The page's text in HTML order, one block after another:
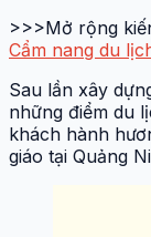
>>>Mở rộng
Cẩm nang du
Sau lần xây
những điểm du
khách hành
giáo tại Quảng